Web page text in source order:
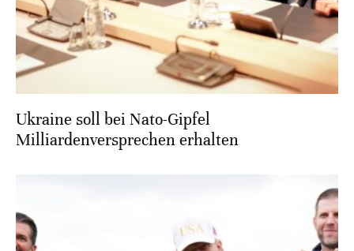
Ukraine soll bei Nato-Gipfel
Milliardenversprechen erhalten